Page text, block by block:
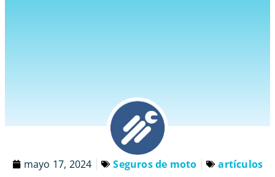
mayo 17, 2024 Seguros de moto artículos